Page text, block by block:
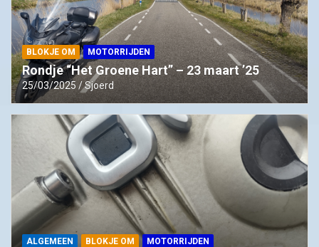
BLOKJE OM MOTORRIJDEN
Rondje “Het Groene Hart” – 23 maart ’25
25/03/2025 Sjoerd
ALGEMEEN BLOKJE OM MOTORRIJDEN